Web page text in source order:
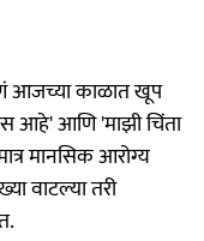
आजच्या काळात खूप
आहे' आणि 'माझी चिंता
मानसिक आरोग्य
वाटल्या तरी